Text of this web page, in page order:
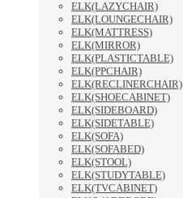
ELK(LAZYCHAIR)
ELK(LOUNGECHAIR)
ELK(MATTRESS)
ELK(MIRROR)
ELK(PLASTICTABLE)
ELK(PPCHAIR)
ELK(RECLINERCHAIR)
ELK(SHOECABINET)
ELK(SIDEBOARD)
ELK(SIDETABLE)
ELK(SOFA)
ELK(SOFABED)
ELK(STOOL)
ELK(STUDYTABLE)
ELK(TVCABINET)